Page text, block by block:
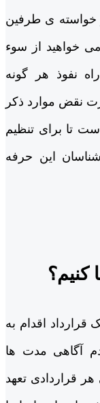
خواسته ی طرفین
خواهید از سوء
نفوذ هر گونه
نقض موارد ذکر
تا برای تنظیم
این حرفه
کنیم؟
قرارداد اقدام به
آگاهی مدت ها
قراردادی تعهد